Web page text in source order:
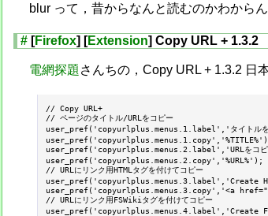
blur って，昔からなんと読むのかわから
# [Firefox] [Extension] Copy URL + 1.3.2
電網探題さんちの，Copy URL + 1.3.2 日
// Copy URL+
// ページのタイトル/URLをコピー
user_pref('copyurlplus.menus.1.label','タイトル
user_pref('copyurlplus.menus.2.label','URLをコ
user_pref('copyurlplus.menus.2.copy','%URL%');
// URLにリンク用HTMLタグを付けてコピー
user_pref('copyurlplus.menus.3.label','Create
user_pref('copyurlplus.menus.3.copy','<a
// URLにリンク用FSWikiタグを付けてコピー
user_pref('copyurlplus.menus.4.label','Create